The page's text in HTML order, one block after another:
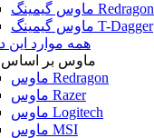
ماوس گیمینگ Redragon
ماوس گیمینگ T-Dagger
همه موارد این
ماوس بر اساس
ماوس Redragon
ماوس Razer
ماوس Logitech
ماوس MSI